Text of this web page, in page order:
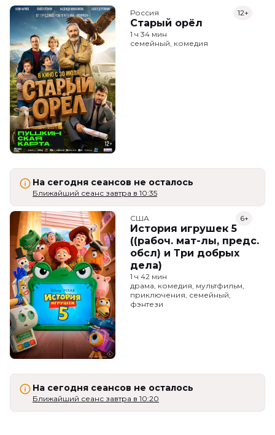
Россия
Старый орёл
12+
1 ч 34 мин
семейный, комедия
На сегодня сеансов не осталось
Ближайший сеанс завтра в 10:35
США
История игрушек 5
((рабоч. мат-лы, предс.
обсл) и Три добрых
дела)
6+
1 ч 42 мин
драма, комедия, мультфильм,
приключения, семейный,
фэнтези
На сегодня сеансов не осталось
Ближайший сеанс завтра в 10:20